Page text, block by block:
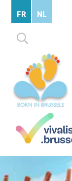
contenu
principal
Rechercher :
FR NL